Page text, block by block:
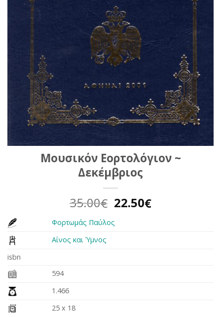
Μουσικόν Εορτολόγιον ~
Δεκέμβριος
35.00€ Original
was:
22.50€Η
Φορτωμάς Παύλος
Αίνος και Ύμνος
isbn
594
1.466
25 x 18